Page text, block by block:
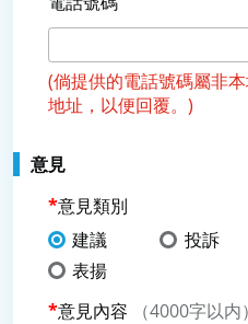
(倘提供的電話號碼屬非
地址，以便回覆。)
意見
意見類別
建議
投訴
表揚
意見內容
（4000字以内）